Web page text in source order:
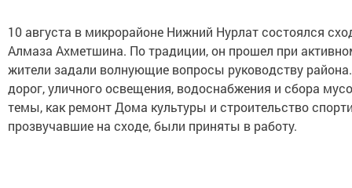
10 августа в микрорайоне Нижний Нурлат состоялся
Алмаза Ахметшина. По традиции, он прошел при
жители задали волнующие вопросы руководству
дорог, уличного освещения, водоснабжения и сбора
темы, как ремонт Дома культуры и строительство
прозвучавшие на сходе, были приняты в работу.